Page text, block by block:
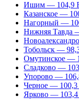
Ишим — 104,9
Казанское —
Нагорный —
Нижняя Тавда
Тобольск —
Омутинское —
Сладково —
Упорово —
Черное —
Ярково —